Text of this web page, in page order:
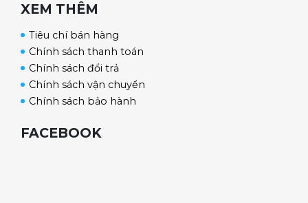
XEM THÊM
Tiêu chí bán hàng
Chính sách thanh toán
Chính sách đổi trả
Chính sách vận chuyển
Chính sách bảo hành
FACEBOOK